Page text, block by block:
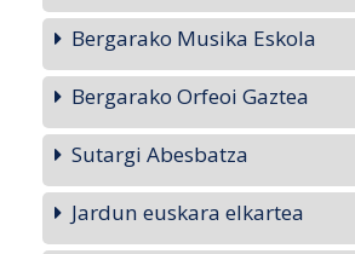
Bergarako Musika Eskola
Bergarako Orfeoi Gaztea
Sutargi Abesbatza
Jardun euskara elkartea